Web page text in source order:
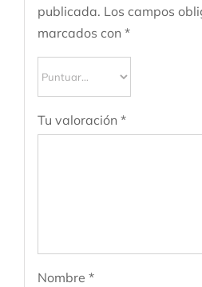
publicada. Los campos
marcados con *
Tu valoración *
Nombre *